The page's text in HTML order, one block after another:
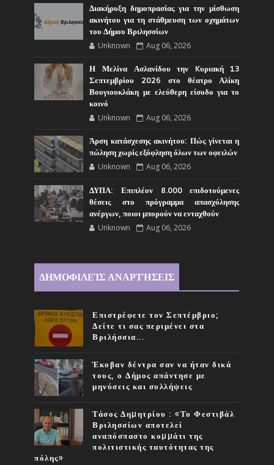
Διακήρυξη δημοπρασίας για την μίσθωση
ακινήτου για τη στάθμευση των οχημάτων
του Δήμου Βριλησσίων
Unknown Aug 06, 2026
Η Μελίνα Ασλανίδου την Kυριακή 13
Σεπτεμβρίου 2026 στο θέατρο Αλίκη
Βουγιουκλάκη με ελεύθερη είσοδο για το
κοινό
Unknown Aug 06, 2026
Άρση κατάσχεσης ακινήτου: Πώς γίνεται η
πώληση χωρίς εξόφληση όλων των οφειλών
Unknown Aug 06, 2026
ΔΥΠΑ: Επιπλέον 8.000 επιδοτούμενες
θέσεις στο πρόγραμμα απασχόλησης
ανέργων, ποιοι μπορούν να ενταχθούν
Unknown Aug 06, 2026
ΔΗΜΟΦΙΛΕΊΣ ΑΝΑΡΤΉΣΕΙΣ
Επιστρέφετε τον Σεπτέμβριο;
Δείτε τι σας περιμένει στα
Βριλήσσια...
Έκοβαν δέντρα σαν να ήταν δικά
τους, ο Δήμος απάντησε με
μηνύσεις και συλλήψεις
Τάσος Δηµητρίου : «Το Φεστιβάλ
Βριλησσίων αποτελεί
αναπόσπαστο κοµµάτι της
πολιτιστικής ταυτότητας της
πόλης»